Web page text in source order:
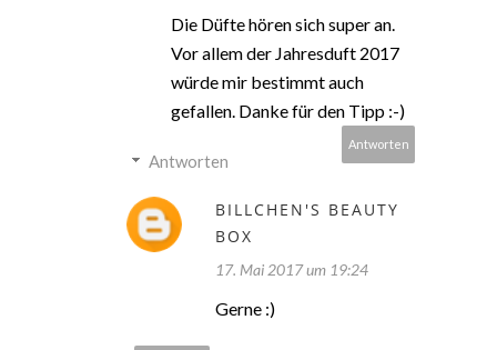
Die Düfte hören sich super an.
Vor allem der Jahresduft 2017
würde mir bestimmt auch
gefallen. Danke für den Tipp :-)
Antworten
Antworten
BILLCHEN'S BEAUTY
BOX
17. Mai 2017 um 19:24
Gerne :)